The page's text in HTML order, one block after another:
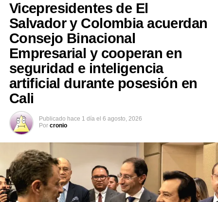
Me gusta esto:
Relacionado
López Davidson llama a
hacer un escrutinio final
transparente
8 marzo, 2018
En «Política»
López Davidson agradece a
militantes de ARENA su
labor en defensa del voto
17 marzo, 2018
En «Política»
Vicepresidentes de El
Salvador y Colombia acuerdan
Consejo Binacional
Empresarial y cooperan en
seguridad e inteligencia
artificial durante posesión en
Cali
Publicado hace 1 día el 6 agosto, 2026
Por cronio